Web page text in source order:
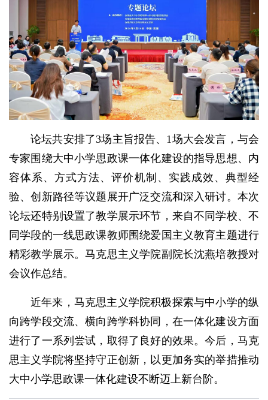
论坛共安排了3场主旨报告、1场大会发言，与会
专家围绕大中小学思政课一体化建设的指导思想、内
容体系、方式方法、评价机制、实践成效、典型经
验、创新路径等议题展开广泛交流和深入研讨。本次
论坛还特别设置了教学展示环节，来自不同学校、不
同学段的一线思政课教师围绕爱国主义教育主题进行
精彩教学展示。马克思主义学院副院长沈燕培教授对
会议作总结。
近年来，马克思主义学院积极探索与中小学的纵
向跨学段交流、横向跨学科协同，在一体化建设方面
进行了一系列尝试，取得了良好的效果。今后，马克
思主义学院将坚持守正创新，以更加务实的举措推动
大中小学思政课一体化建设不断迈上新台阶。